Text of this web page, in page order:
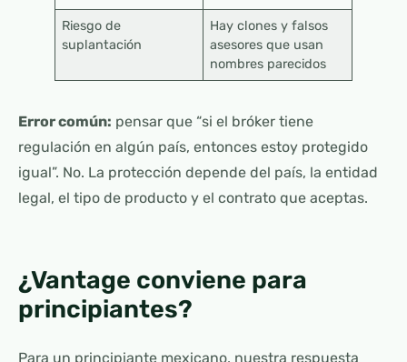
Riesgo de
suplantación
Hay clones y falsos
asesores que usan
nombres parecidos
Error común: pensar que “si el bróker tiene
regulación en algún país, entonces estoy protegido
igual”. No. La protección depende del país, la entidad
legal, el tipo de producto y el contrato que aceptas.
¿Vantage conviene para
principiantes?
Para un principiante mexicano, nuestra respuesta